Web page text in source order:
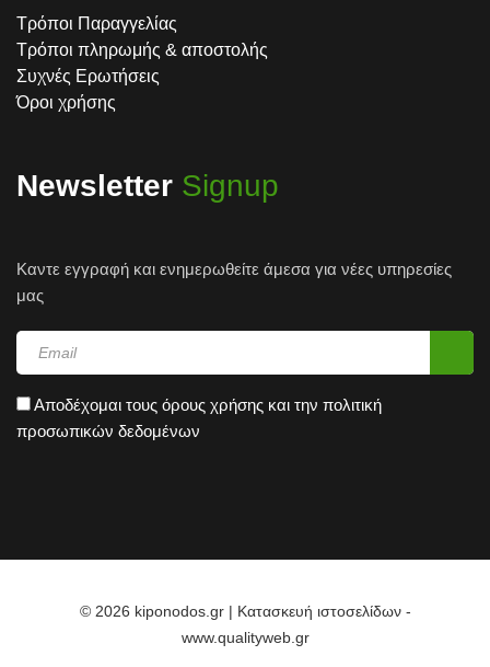
Τρόποι Παραγγελίας
Τρόποι πληρωμής & αποστολής
Συχνές Ερωτήσεις
Όροι χρήσης
Newsletter Signup
Καντε εγγραφή και ενημερωθείτε άμεσα για νέες υπηρεσίες
μας
Αποδέχομαι τους όρους χρήσης και την πολιτική
προσωπικών δεδομένων
© 2026 kiponodos.gr | Κατασκευή ιστοσελίδων -
www.qualityweb.gr